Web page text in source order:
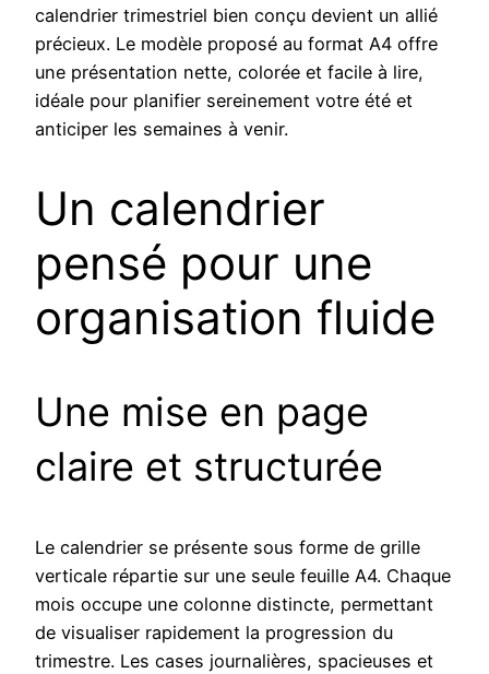
calendrier trimestriel bien conçu devient un allié
précieux. Le modèle proposé au format A4 offre
une présentation nette, colorée et facile à lire,
idéale pour planifier sereinement votre été et
anticiper les semaines à venir.
Un calendrier
pensé pour une
organisation fluide
Une mise en page
claire et structurée
Le calendrier se présente sous forme de grille
verticale répartie sur une seule feuille A4. Chaque
mois occupe une colonne distincte, permettant
de visualiser rapidement la progression du
trimestre. Les cases journalières, spacieuses et